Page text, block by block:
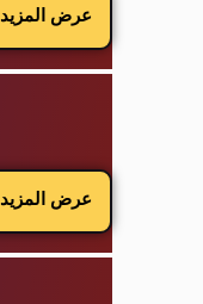
عرض المزيد
عرض المزيد